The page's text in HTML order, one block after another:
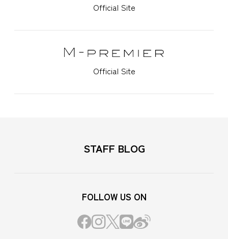
Official Site
Official Site
STAFF BLOG
FOLLOW US ON